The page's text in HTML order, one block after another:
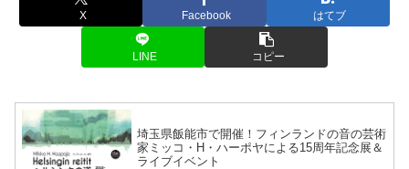
X Facebook はてブ
LINE コピー
埼玉県飯能市で開催！フィンランドの音の芸術
家ミッコ・H・ハーポヤによる15周年記念展＆
ライブイベント